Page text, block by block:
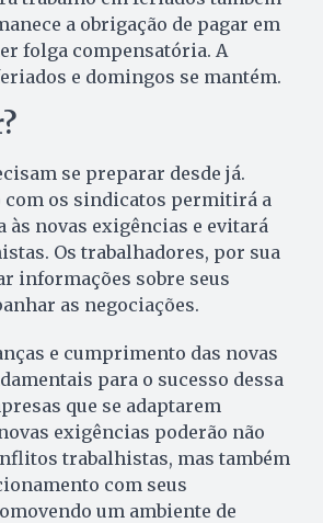
a obrigação de pagar em
folga compensatória. A
e domingos se mantém.
se preparar desde já.
os sindicatos permitirá a
às novas exigências e evitará
Os trabalhadores, por sua
informações sobre seus
as negociações.
e cumprimento das novas
para o sucesso dessa
que se adaptarem
exigências poderão não
trabalhistas, mas também
com seus
um ambiente de